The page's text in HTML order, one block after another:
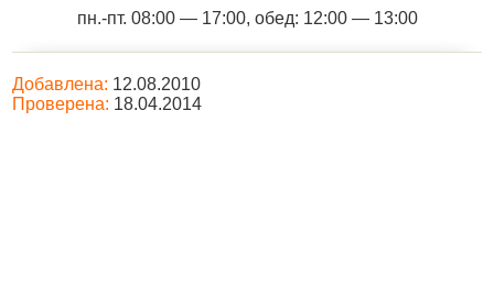
пн.-пт. 08:00 — 17:00, обед: 12:00 — 13:00
Добавлена: 12.08.2010
Проверена: 18.04.2014